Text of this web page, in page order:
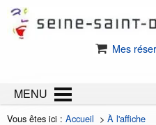
Mes
MENU
Vous êtes ici : Accueil > À l'affiche